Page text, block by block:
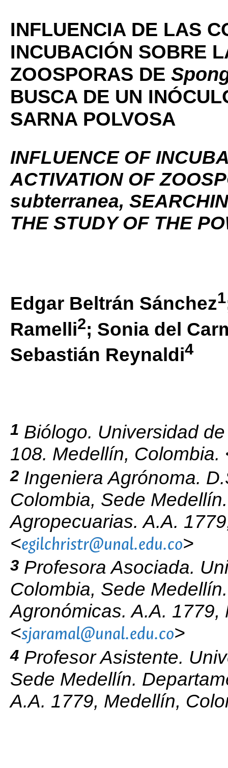
INFLUENCIA DE LAS
INCUBACIÓN SOBRE
ZOOSPORAS DE
BUSCA DE UN
SARNA POLVOSA
INFLUENCE OF
ACTIVATION OF
subterranea,
THE STUDY OF THE
Edgar Beltrán Sánchez1
Ramelli2; Sonia del
Sebastián Reynaldi4
1 Biólogo. Universidad
108. Medellín, Colombia.
2 Ingeniera Agrónoma.
Colombia, Sede
Agropecuarias. A.A.
<egilchristr@unal.edu.co>
3 Profesora Asociada.
Colombia, Sede
Agronómicas. A.A.
<sjaramal@unal.edu.co>
4 Profesor Asistente.
Sede Medellín.
A.A. 1779, Medellín,